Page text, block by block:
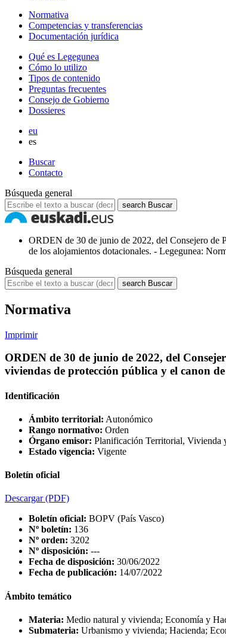
Normativa
Competencias y transferencias
Documentación jurídica
Qué es Legegunea
Cómo lo utilizo
Tipos de contenido
Preguntas frecuentes
Consejo de Gobierno
Dossieres
eu
es
Buscar
Contacto
Búsqueda general
search Buscar
ORDEN de 30 de junio de 2022, del Consejero de
de los alojamientos dotacionales. - Legegunea:
Búsqueda general
search Buscar
Normativa
Imprimir
ORDEN de 30 de junio de 2022, del
viviendas de protección pública y el canon
Identificación
Ámbito territorial: Autonómico
Rango normativo: Orden
Órgano emisor: Planificación Territorial, Vivienda
Estado vigencia: Vigente
Boletín oficial
Descargar(PDF)
Boletín oficial: BOPV (País Vasco)
Nº boletín: 136
Nº orden: 3202
Nº disposición: ---
Fecha de disposición: 30/06/2022
Fecha de publicación: 14/07/2022
Ámbito temático
Materia: Medio natural y vivienda; Economía y
Submateria: Urbanismo y vivienda; Hacienda;